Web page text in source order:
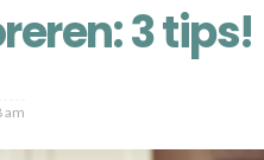
3 tips!
am